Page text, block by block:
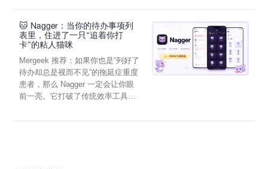
🐱 Nagger：当你的待办事项列
表里，住进了一只“追着你打
卡”的粘人猫咪
Mergeek 推荐：如果你也是“列好了
待办却总是视而不见”的拖延症重度
患者，那么 Nagger 一定会让你眼
前一亮。它打破了传统效率工具冰